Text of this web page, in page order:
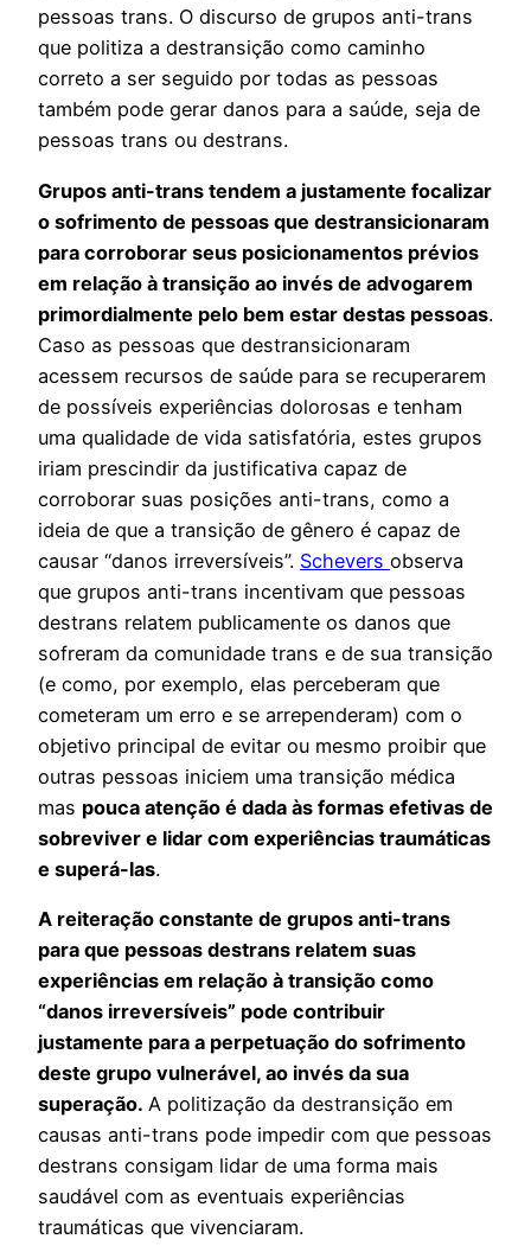
pessoas trans. O discurso de grupos anti-trans
que politiza a destransição como caminho
correto a ser seguido por todas as pessoas
também pode gerar danos para a saúde, seja de
pessoas trans ou destrans.
Grupos anti-trans tendem a justamente focalizar
o sofrimento de pessoas que destransicionaram
para corroborar seus posicionamentos prévios
em relação à transição ao invés de advogarem
primordialmente pelo bem estar destas pessoas.
Caso as pessoas que destransicionaram
acessem recursos de saúde para se recuperarem
de possíveis experiências dolorosas e tenham
uma qualidade de vida satisfatória, estes grupos
iriam prescindir da justificativa capaz de
corroborar suas posições anti-trans, como a
ideia de que a transição de gênero é capaz de
causar “danos irreversíveis”. Schevers observa
que grupos anti-trans incentivam que pessoas
destrans relatem publicamente os danos que
sofreram da comunidade trans e de sua transição
(e como, por exemplo, elas perceberam que
cometeram um erro e se arrependeram) com o
objetivo principal de evitar ou mesmo proibir que
outras pessoas iniciem uma transição médica
mas pouca atenção é dada às formas efetivas de
sobreviver e lidar com experiências traumáticas
e superá-las.
A reiteração constante de grupos anti-trans
para que pessoas destrans relatem suas
experiências em relação à transição como
“danos irreversíveis” pode contribuir
justamente para a perpetuação do sofrimento
deste grupo vulnerável, ao invés da sua
superação. A politização da destransição em
causas anti-trans pode impedir com que pessoas
destrans consigam lidar de uma forma mais
saudável com as eventuais experiências
traumáticas que vivenciaram.